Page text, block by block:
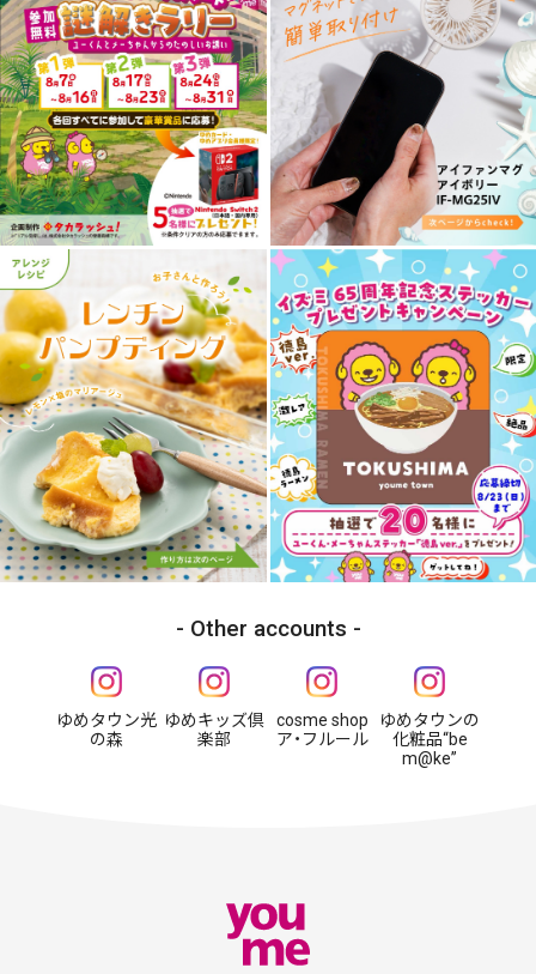
Other accounts
ゆめタウン光
の森
ゆめキッズ倶
楽部
cosme shop
ア・フルール
ゆめタウンの
化粧品“be
m@ke”